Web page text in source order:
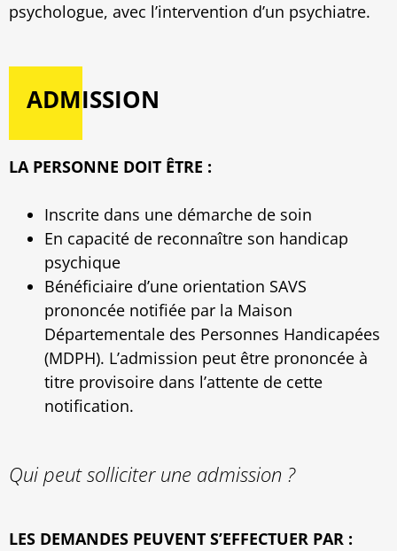
psychologue, avec l’intervention d’un psychiatre.
ADMISSION
LA PERSONNE DOIT ÊTRE :
Inscrite dans une démarche de soin
En capacité de reconnaître son handicap
psychique
Bénéficiaire d’une orientation SAVS
prononcée notifiée par la Maison
Départementale des Personnes Handicapées
(MDPH). L’admission peut être prononcée à
titre provisoire dans l’attente de cette
notification.
Qui peut solliciter une admission ?
LES DEMANDES PEUVENT S’EFFECTUER PAR :